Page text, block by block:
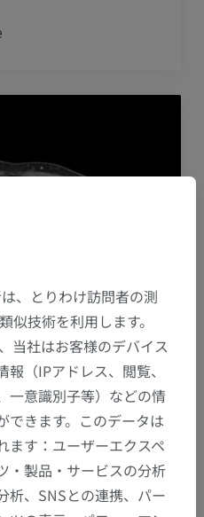
ovarien
BERGEROT
、とりわけ訪問者の測
似技術を利用します。
当社はお客様のデバイス
（IPアドレス、閲覧、
一意識別子等）などの情
できます。このデータは
ます：ユーザーエクスペ
・製品・サービスの分析
析、SNSとの連携、パー